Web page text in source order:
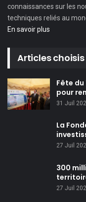
connaissances sur les
techniques reliés au
En savoir plus
Articles choisis
Fête
pour
31 Juil
La
27 Juil
300
27 Juil